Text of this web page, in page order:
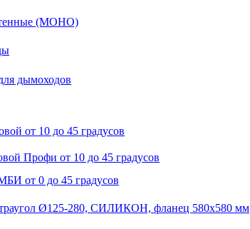
(МОНО)
дымоходов
от 10 до 45 градусов
Профи от 10 до 45 градусов
от 0 до 45 градусов
Ø125-280, СИЛИКОН, фланец 580х580 мм